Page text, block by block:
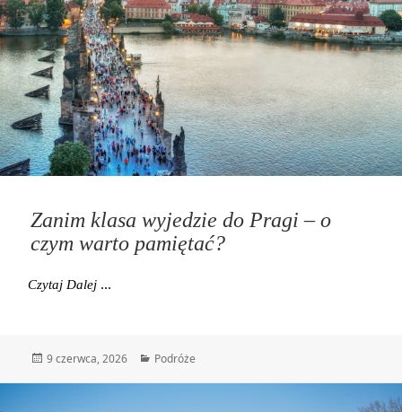
Zanim klasa wyjedzie do Pragi – o
czym warto pamiętać?
Czytaj Dalej
Data
9 czerwca, 2026 Kategorie
Podróże